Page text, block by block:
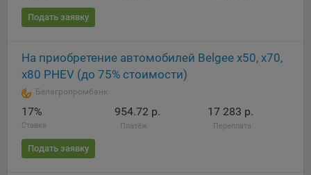
принимать меры по совершенствованию работы
Сайта, исходя из предпочтений пользователя, а также
материалов по наиболее актуальному, подходящему
назначению для каждого конкретного пользователя.
Компании, которым мы поручаем обработку данных для
данной цели:
Яндекса рекламная сеть (Yandex Mobile Ads, ADFOX) -
сервис показа контекстной рекламы. Адрес: Yandex
Подать заявку
На приобретение автомобилей Belgee х50, x70,
х80 PHEV (до 75% стоимости)
Белагропромбанк
17%
Ставка
954.72 р.
Платёж
17 283 р.
Переплата
Подать заявку